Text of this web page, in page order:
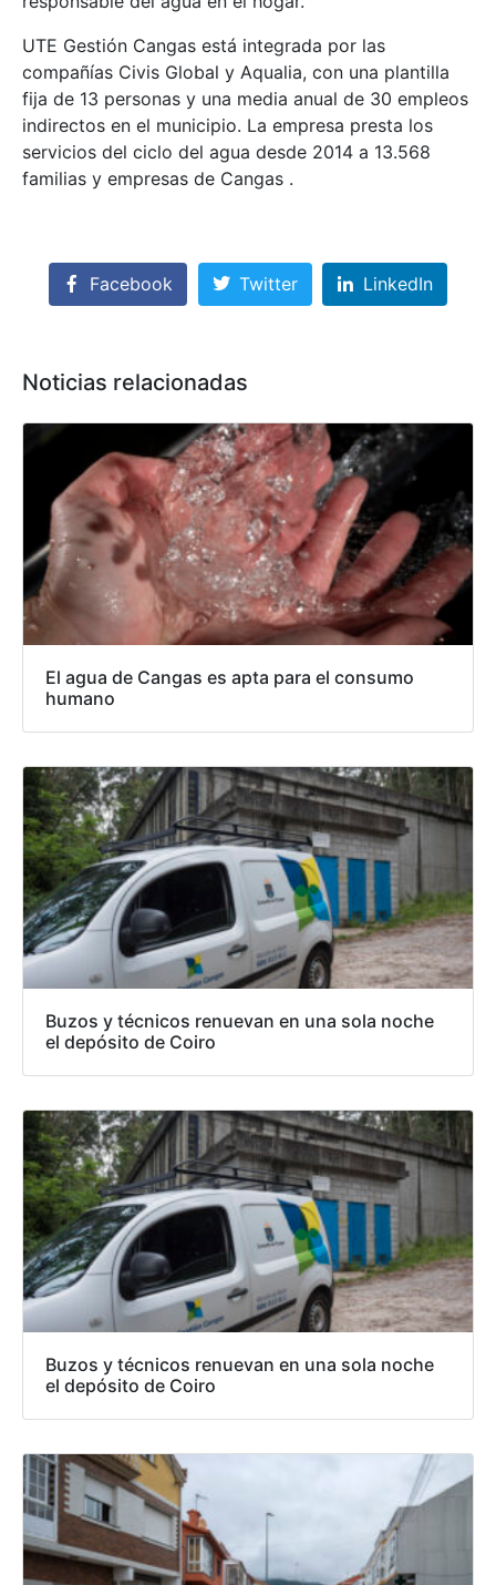
UTE Gestión Cangas está integrada por las
compañías Civis Global y Aqualia, con una plantilla
fija de 13 personas y una media anual de 30 empleos
indirectos en el municipio. La empresa presta los
servicios del ciclo del agua desde 2014 a 13.568
familias y empresas de Cangas .
Facebook Twitter LinkedIn
Noticias relacionadas
El agua de Cangas es apta para el consumo
humano
Buzos y técnicos renuevan en una sola noche
el depósito de Coiro
Buzos y técnicos renuevan en una sola noche
el depósito de Coiro